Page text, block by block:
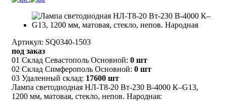
Артикул: SQ0340-1503
под заказ
01 Склад Севастополь Основной: 0 шт
02 Склад Симферополь Основной: 0 шт
03 Удаленный склад: 17600 шт
Лампа светодиодная НЛ-Т8-20 Вт-230 В-4000 К–G13,
1200 мм, матовая, стекло, непов. Народная: